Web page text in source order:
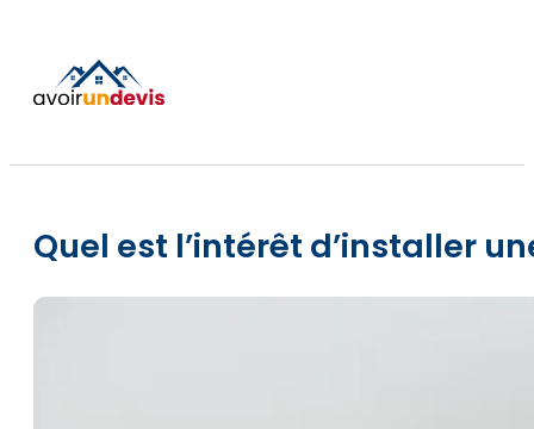
Quel est l’intérêt d’installer